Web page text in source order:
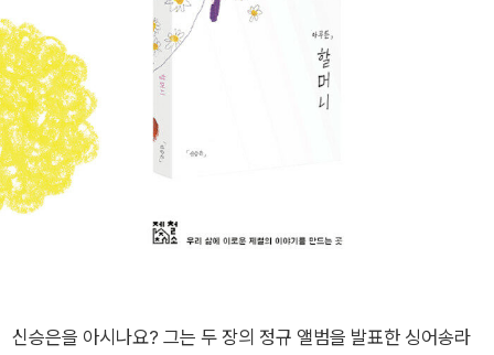
신승은을 아시나요? 그는 두 장의 정규 앨범을 발표한 싱어송라